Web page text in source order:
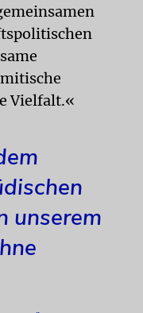
Vielfalt.«
unserem